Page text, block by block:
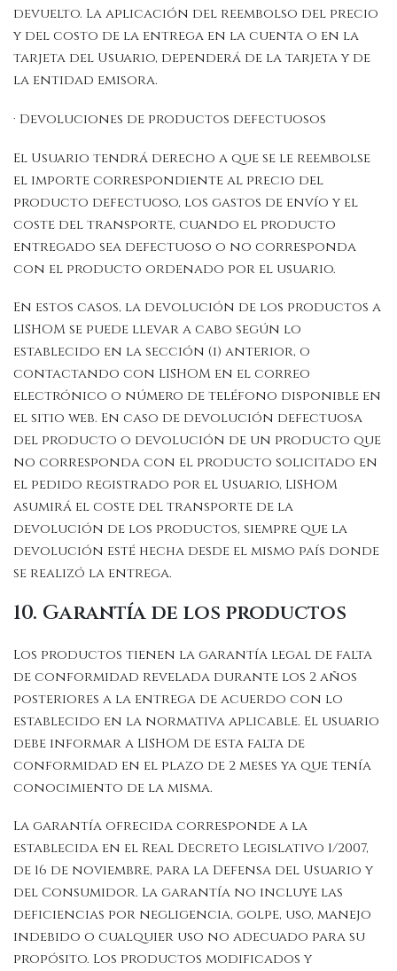
devuelto. La aplicación del reembolso del precio
y del costo de la entrega en la cuenta o en la
tarjeta del Usuario, dependerá de la tarjeta y de
la entidad emisora.
· Devoluciones de productos defectuosos
El Usuario tendrá derecho a que se le reembolse
el importe correspondiente al precio del
producto defectuoso, los gastos de envío y el
coste del transporte, cuando el producto
entregado sea defectuoso o no corresponda
con el producto ordenado por el usuario.
En estos casos, la devolución de los productos a
LISHOM se puede llevar a cabo según lo
establecido en la sección (i) anterior, o
contactando con LISHOM en el correo
electrónico o número de teléfono disponible en
el sitio web. En caso de devolución defectuosa
del producto o devolución de un producto que
no corresponda con el producto solicitado en
el pedido registrado por el Usuario, LISHOM
asumirá el coste del transporte de la
devolución de los productos, siempre que la
devolución esté hecha desde el mismo país donde
se realizó la entrega.
10. Garantía de los productos
Los productos tienen la garantía legal de falta
de conformidad revelada durante los 2 años
posteriores a la entrega de acuerdo con lo
establecido en la normativa aplicable. El usuario
debe informar a LISHOM de esta falta de
conformidad en el plazo de 2 meses ya que tenía
conocimiento de la misma.
La garantía ofrecida corresponde a la
establecida en el Real Decreto Legislativo 1/2007,
de 16 de noviembre, para la Defensa del Usuario y
del Consumidor. La garantía no incluye las
deficiencias por negligencia, golpe, uso, manejo
indebido o cualquier uso no adecuado para su
propósito. Los productos modificados y